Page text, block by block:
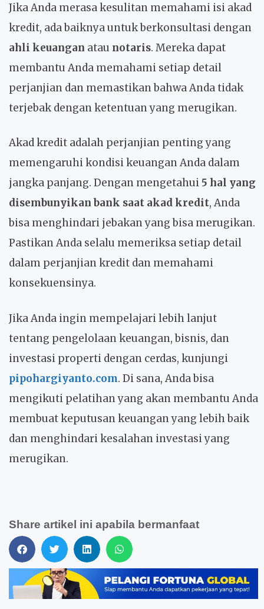
Jika Anda merasa kesulitan memahami isi akad
kredit, ada baiknya untuk berkonsultasi dengan
ahli keuangan atau notaris. Mereka dapat
membantu Anda memahami setiap detail
perjanjian dan memastikan bahwa Anda tidak
terjebak dengan ketentuan yang merugikan.
Akad kredit adalah perjanjian penting yang
memengaruhi kondisi keuangan Anda dalam
jangka panjang. Dengan mengetahui 5 hal yang
disembunyikan bank saat akad kredit, Anda
bisa menghindari jebakan yang bisa merugikan.
Pastikan Anda selalu memeriksa setiap detail
dalam perjanjian kredit dan memahami
konsekuensinya.
Jika Anda ingin mempelajari lebih lanjut
tentang pengelolaan keuangan, bisnis, dan
investasi properti dengan cerdas, kunjungi
pipohargiyanto.com. Di sana, Anda bisa
mengikuti pelatihan yang akan membantu Anda
membuat keputusan keuangan yang lebih baik
dan menghindari kesalahan investasi yang
merugikan.
Share artikel ini apabila bermanfaat